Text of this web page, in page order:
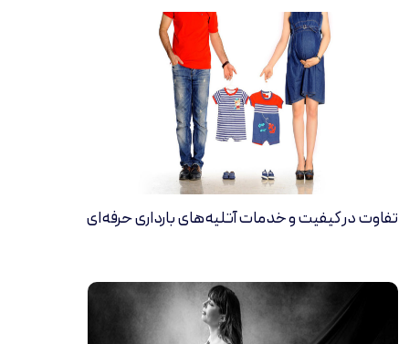
تفاوت در کیفیت و خدمات آتلیه‌های بارداری حرفه‌ای